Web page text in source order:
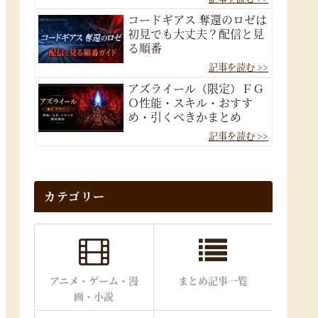
コードギアス 奪還のロゼは
初見でも大丈夫？配信と見
る順番
アズライール（限定）ＦＧ
Ｏ性能・スキル・おすす
め・引くべきかまとめ
カテゴリー
アニメ・ゲーム・漫
画・小説
まとめ記事一覧